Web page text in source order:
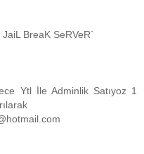
BreaK SeRVeR`
Ytl İle Adminlik Satıyoz 1